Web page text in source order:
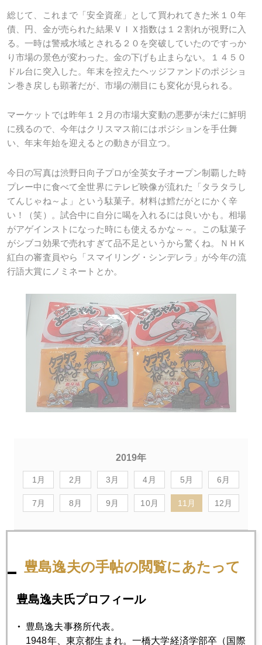
総じて、これまで「安全資産」として買われてきた米１０年
債、円、金が売られた結果ＶＩＸ指数は１２割れが視野に入
る。一時は警戒水域とされる２０を突破していたのですっか
り市場の景色が変わった。金の下げも止まらない。１４５０
ドル台に突入した。年末を控えたヘッジファンドのポジショ
ン巻き戻しも顕著だが、市場の潮目にも変化が見られる。
マーケットでは昨年１２月の市場大変動の悪夢が未だに鮮明
に残るので、今年はクリスマス前にはポジションを手仕舞
い、年末年始を迎えるとの動きが目立つ。
今日の写真は渋野日向子プロが全英女子オープン制覇した時
プレー中に食べて全世界にテレビ映像が流れた「タラタラし
てんじゃね～よ」という駄菓子。材料は鱈だがとにかく辛
い！（笑）。試合中に自分に喝を入れるには良いかも。相場
がアゲインストになった時にも使えるかな～～。この駄菓子
がシブコ効果で売れすぎて品不足というから驚くね。ＮＨＫ
紅白の審査員やら「スマイリング・シンデレラ」が今年の流
行語大賞にノミネートとか。
2019年
1月 2月 3月 4月 5月 6月
7月 8月 9月 10月 11月 12月
ＧＯＬＤ ＰＲＥＳＳ更新
2019年11月26日
豊島逸夫の手帖の閲覧にあたって
豊島逸夫氏プロフィール
豊島逸夫事務所代表。
1948年、東京都生まれ。一橋大学経済学部卒（国際